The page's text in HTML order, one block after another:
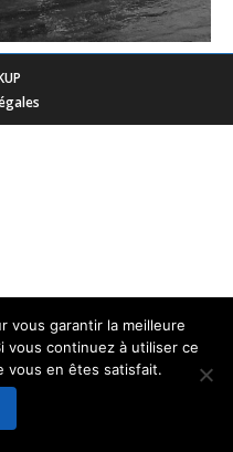
vous garantir la meilleure
vous continuez à utiliser ce
vous en êtes satisfait.